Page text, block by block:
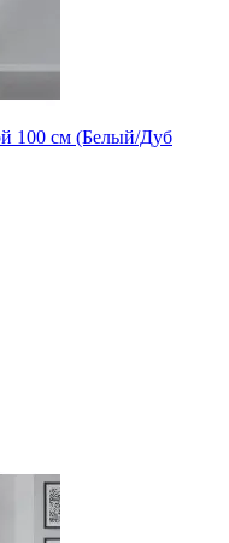
100 см (Белый/Дуб